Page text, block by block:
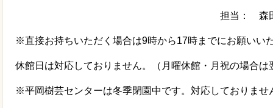
担当： 森田、
※直接お持ちいただく場合は9時から17時までにお願いい
休館日は対応しておりません。（月曜休館・月祝の場合は
※平岡樹芸センターは冬季閉園中です。対応しておりませ